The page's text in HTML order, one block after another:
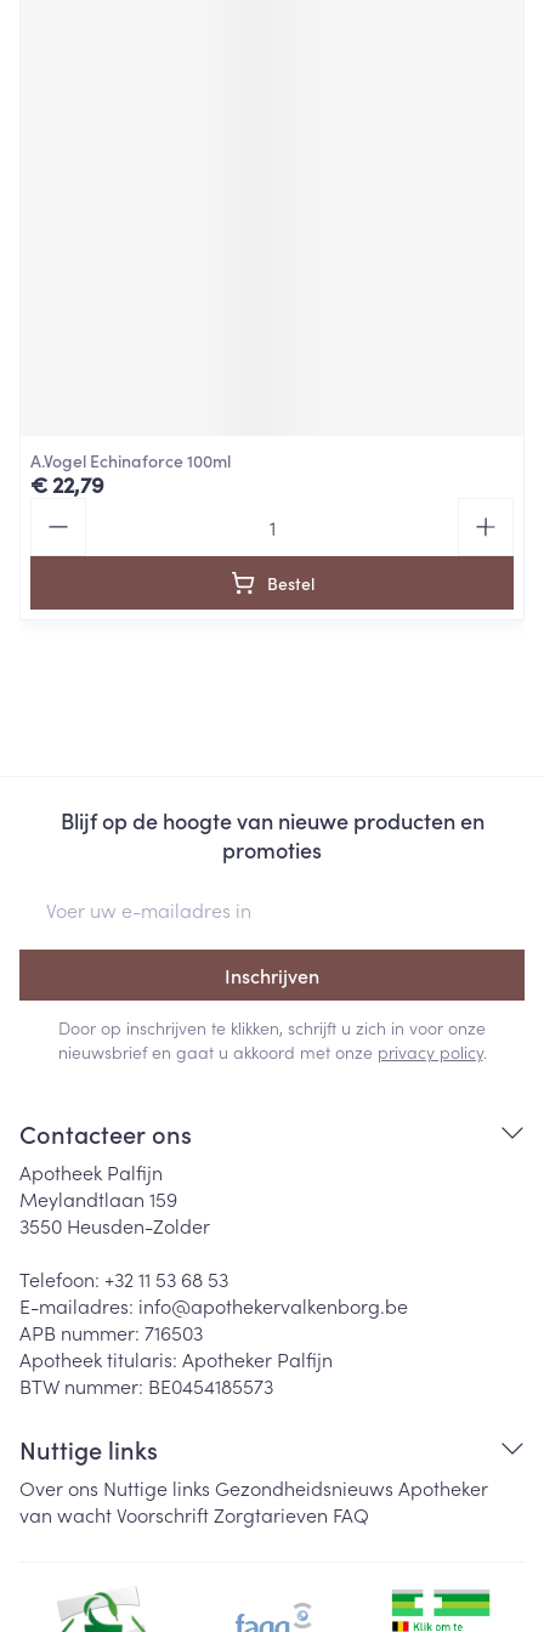
A.Vogel Echinaforce 100ml
€ 22,79
Bestel
Blijf op de hoogte van nieuwe producten en
promoties
Inschrijven
Door op inschrijven te klikken, schrijft u zich in voor onze
nieuwsbrief en gaat u akkoord met onze privacy policy.
Contacteer ons
Apotheek Palfijn
Meylandtlaan 159
3550 Heusden-Zolder
Telefoon: +32 11 53 68 53
E-mailadres: info@apothekervalkenborg.be
APB nummer: 716503
Apotheek titularis: Apotheker Palfijn
BTW nummer: BE0454185573
Nuttige links
Over ons Nuttige links Gezondheidsnieuws Apotheker
van wachtVoorschriftZorgtarieven FAQ